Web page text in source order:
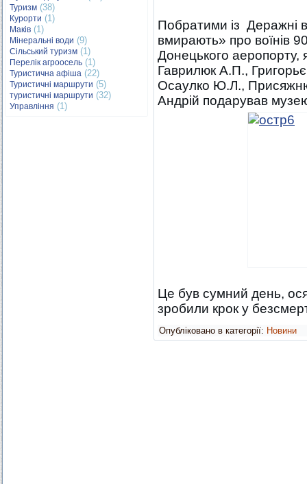
Туризм (38)
Курорти (1)
Маків (1)
Мінеральні води (9)
Сільський туризм (1)
Перелік агроосель (1)
Туристична афіша (22)
Туристичні маршрути (5)
туристичні маршрути (32)
Управління (1)
Побратими із Деражні
вмирають» про воїнів
Донецького аеропорту,
Гаврилюк А.П.,
Осаулко Ю.Л.,
Андрій подарував музею
Це був сумний день,
зробили крок у
Опубліковано в категорії: Новини